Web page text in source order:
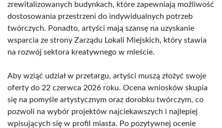
zrewitalizowanych budynkach, które zapewniają możliwość
dostosowania przestrzeni do indywidualnych potrzeb
twórczych. Ponadto, artyści mają szansę na uzyskanie
wsparcia ze strony Zarządu Lokali Miejskich, który stawia
na rozwój sektora kreatywnego w mieście.
Aby wziąć udział w przetargu, artyści muszą złożyć swoje
oferty do 22 czerwca 2026 roku. Ocena wniosków skupia
się na pomyśle artystycznym oraz dorobku twórczym, co
pozwoli na wybór projektów najciekawszych i najlepiej
wpisujących się w profil miasta. Po pozytywnej ocenie